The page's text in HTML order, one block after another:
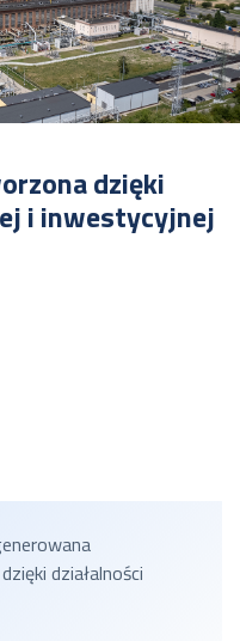
dzięki
i inwestycyjnej
działalności